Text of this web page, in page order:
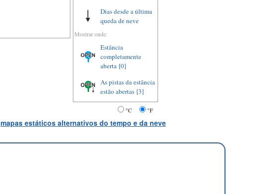
Dias desde a última
queda de neve
Mostrar onde:
Estância
completamente
aberta [0]
As pistas da estância
estão abertas [3]
°C °F
mapas estáticos alternativos do tempo e da neve